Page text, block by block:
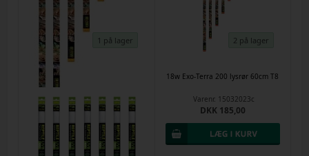
1 på lager
18 w Exo-Terra UVB 150 rør 60 cm
Varenr.28623
2 på lager
18w Exo-Terra 200 lysrør 60cm T8
Varenr. 15032023c
DKK 185,00